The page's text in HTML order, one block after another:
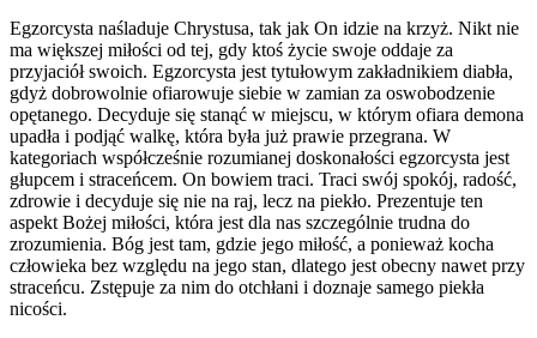
Egzorcysta naśladuje Chrystusa, tak jak On idzie na krzyż. Nikt nie
ma większej miłości od tej, gdy ktoś życie swoje oddaje za
przyjaciół swoich. Egzorcysta jest tytułowym zakładnikiem diabła,
gdyż dobrowolnie ofiarowuje siebie w zamian za oswobodzenie
opętanego. Decyduje się stanąć w miejscu, w którym ofiara demona
upadła i podjąć walkę, która była już prawie przegrana. W
kategoriach współcześnie rozumianej doskonałości egzorcysta jest
głupcem i straceńcem. On bowiem traci. Traci swój spokój, radość,
zdrowie i decyduje się nie na raj, lecz na piekło. Prezentuje ten
aspekt Bożej miłości, która jest dla nas szczególnie trudna do
zrozumienia. Bóg jest tam, gdzie jego miłość, a ponieważ kocha
człowieka bez względu na jego stan, dlatego jest obecny nawet przy
straceńcu. Zstępuje za nim do otchłani i doznaje samego piekła
nicości.